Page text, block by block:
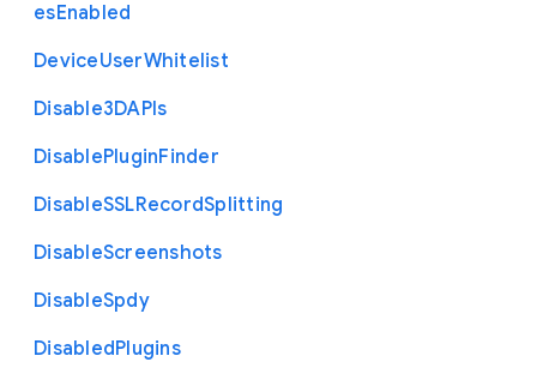
esEnabled
DeviceUserWhitelist
Disable3DAPIs
DisablePluginFinder
DisableSSLRecordSplitting
DisableScreenshots
DisableSpdy
DisabledPlugins